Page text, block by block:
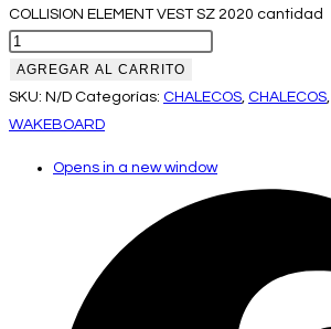
COLLISION ELEMENT VEST SZ 2020 cantidad
AGREGAR AL CARRITO
SKU: N/D Categorías: CHALECOS, CHALECOS,
WAKEBOARD
Opens in a new window